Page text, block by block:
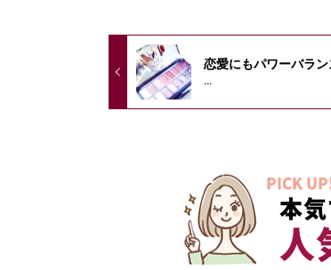
恋愛にもパワーバラ
...
PICK
本
人